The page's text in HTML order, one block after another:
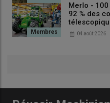
07/11/2025
14/11/2025
Merlo - 100
92 % des
04 août 2026